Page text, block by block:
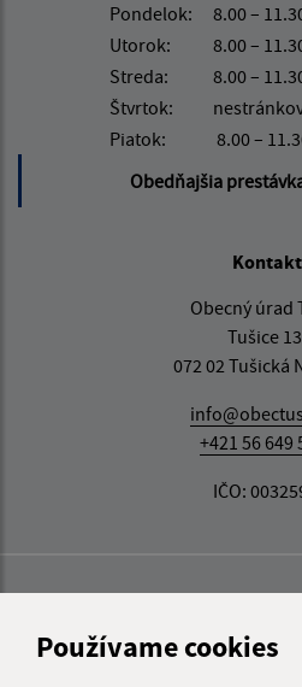
Používame cookies
Pondelok:
8.00 –
Utorok:
8.00 –
Streda:
8.00 –
Štvrtok:
Piatok:
8.00 –
Obedňajšia
Obecný úrad
Tušice
072 02 Tušická
+421 56 649
IČO: